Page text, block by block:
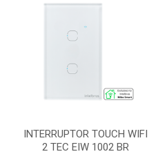
INTERRUPTOR TOUCH WIFI
2 TEC EIW 1002 BR